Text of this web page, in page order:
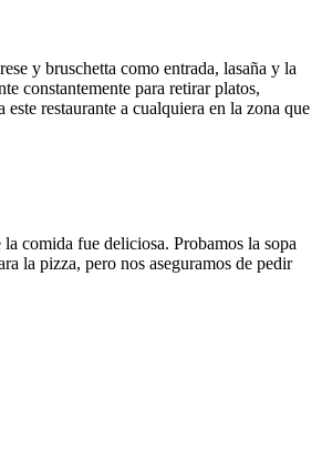
y bruschetta como entrada, lasaña y la
constantemente para retirar platos,
restaurante a cualquiera en la zona que
comida fue deliciosa. Probamos la sopa
la pizza, pero nos aseguramos de pedir